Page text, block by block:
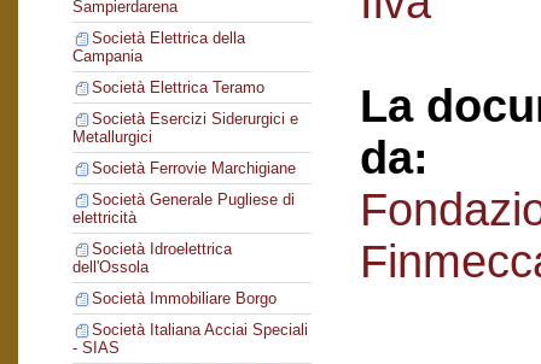
Sampierdarena
Società Elettrica della
Campania
Società Elettrica Teramo
Società Esercizi Siderurgici e
Metallurgici
Società Ferrovie Marchigiane
Società Generale Pugliese di
elettricità
Società Idroelettrica
dell'Ossola
Società Immobiliare Borgo
Società Italiana Acciai Speciali
- SIAS
La
da: